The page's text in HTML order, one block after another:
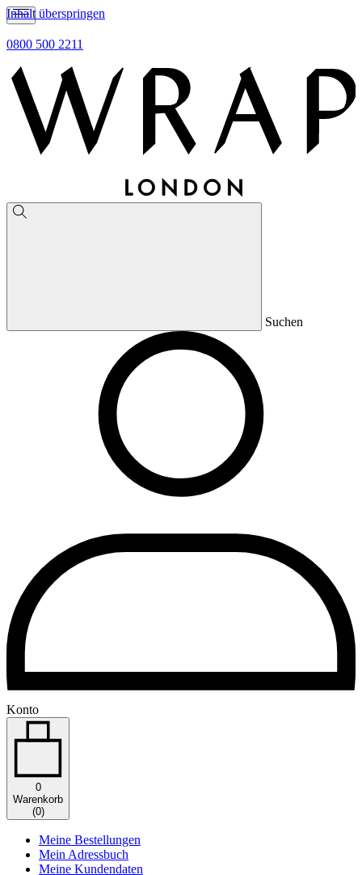
Inhalt überspringen
0800 500 2211
Suchen
Konto
0
Warenkorb
(0)
Meine Bestellungen
Mein Adressbuch
Meine Kundendaten